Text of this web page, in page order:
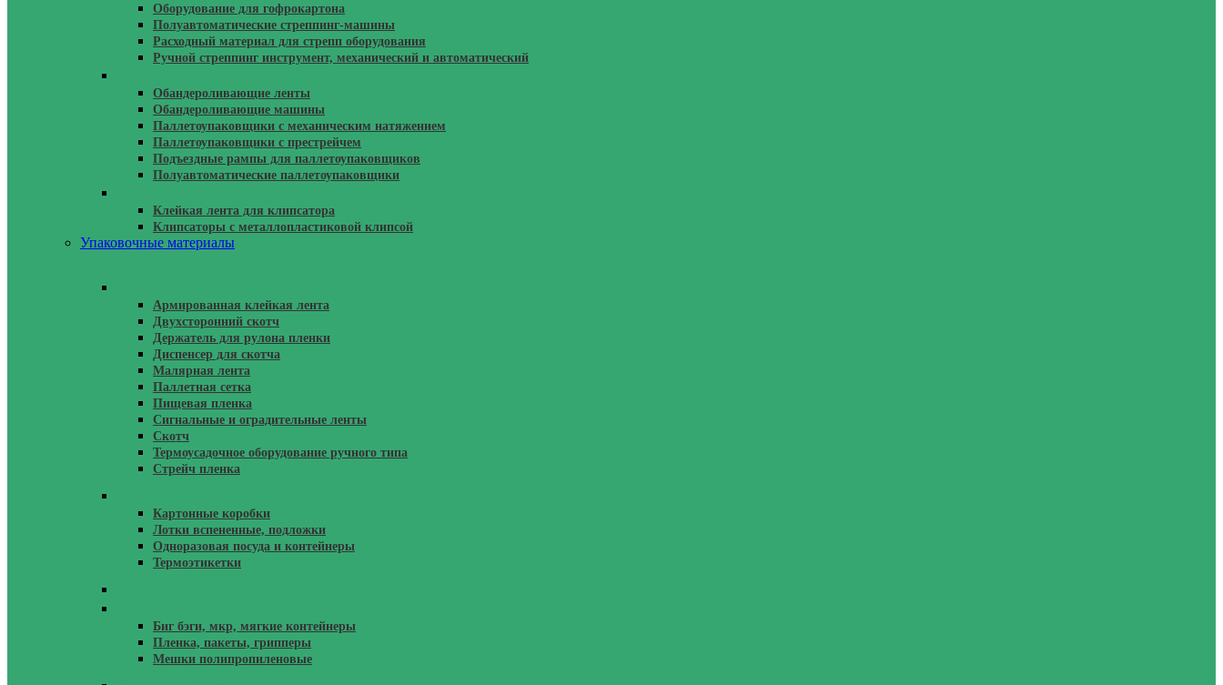
Оборудование для гофрокартона
Полуавтоматические стреппинг-машины
Расходный материал для стрепп оборудования
Ручной стреппинг инструмент, механический и автоматический
Обандероливающие ленты
Обандероливающие машины
Паллетоупаковщики с механическим натяжением
Паллетоупаковщики с престрейчем
Подъездные рампы для паллетоупаковщиков
Полуавтоматические паллетоупаковщики
Клейкая лента для клипсатора
Клипсаторы с металлопластиковой клипсой
Упаковочные материалы
Армированная клейкая лента
Двухсторонний скотч
Держатель для рулона пленки
Диспенсер для скотча
Малярная лента
Паллетная сетка
Пищевая пленка
Сигнальные и оградительные ленты
Скотч
Термоусадочное оборудование ручного типа
Стрейч пленка
Картонные коробки
Лотки вспененные, подложки
Одноразовая посуда и контейнеры
Термоэтикетки
Биг бэги, мкр, мягкие контейнеры
Пленка, пакеты, грипперы
Мешки полипропиленовые